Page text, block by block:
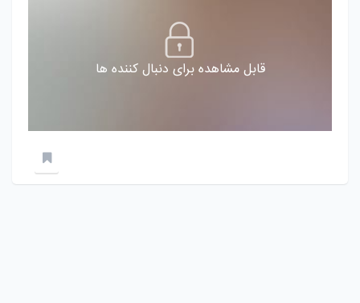
قابل مشاهده برای دنبال کننده ها